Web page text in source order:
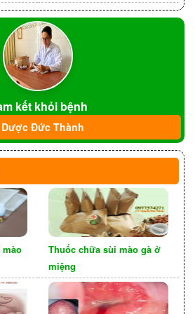
trị và kiểm soát viêm nhiễm.
viêm lộ tuyến tử
có thể được phân loại
kết khỏi bệnh
Dược Đức Thành
Thuốc chữa sùi mào gà ở
miệng